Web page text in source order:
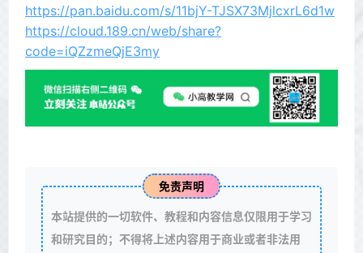
https://pan.baidu.com/s/11bjY-TJSX73MjlcxrL6d1w
https://cloud.189.cn/web/share?
code=iQZzmeQjE3my
免责声明
本站提供的一切软件、教程和内容信息仅限用于学习
和研究目的；不得将上述内容用于商业或者非法用